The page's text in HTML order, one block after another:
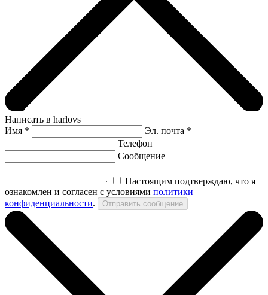
Написать в harlovs
Имя *
Эл. почта *
Телефон
Сообщение
Настоящим подтверждаю, что я
ознакомлен и согласен с условиями политики
конфиденциальности.